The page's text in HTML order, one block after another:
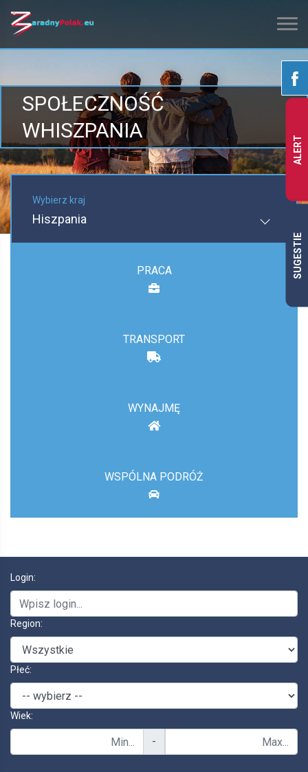
SPOŁECZNOŚĆ
WHISZPANIA
Wybierz kraj
Hiszpania
PRACA
TRANSPORT
WYNAJMĘ
WSPÓLNA PODRÓŻ
Login:
Region:
Płeć:
Wiek:
-
ALERT
SUGESTIE